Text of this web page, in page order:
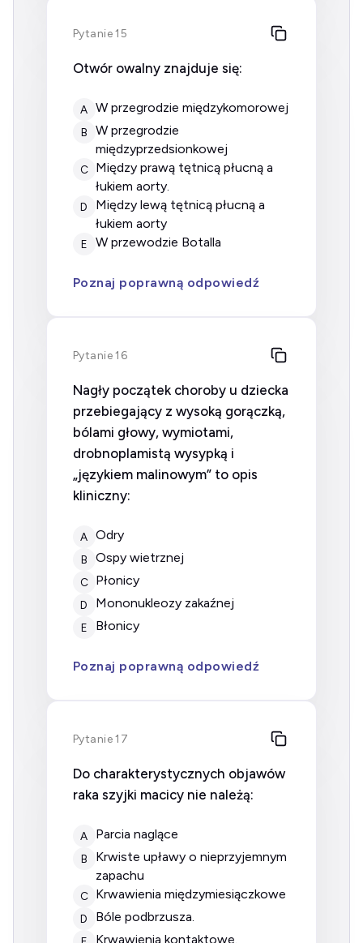
Pytanie 15
Otwór owalny znajduje się:
A w przegrodzie międzykomorowej
B
w przegrodzie
międzyprzedsionkowej
C
między prawą tętnicą płucną a
łukiem aorty.
D
między lewą tętnicą płucną a
łukiem aorty
E w przewodzie Botalla
Poznaj poprawną odpowiedź
Pytanie 16
Nagły początek choroby u dziecka
przebiegający z wysoką gorączką,
bólami głowy, wymiotami,
drobnoplamistą wysypką i
„językiem malinowym” to opis
kliniczny:
A odry
B ospy wietrznej
C płonicy
D mononukleozy zakaźnej
E błonicy
Poznaj poprawną odpowiedź
Pytanie 17
Do charakterystycznych objawów
raka szyjki macicy nie należą:
A parcia naglące
B
krwiste upławy o nieprzyjemnym
zapachu
C krwawienia międzymiesiączkowe
D bóle podbrzusza.
krwawienia kontaktowe.